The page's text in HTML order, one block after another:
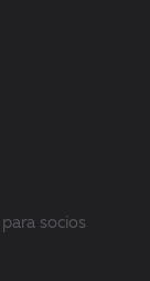
socios